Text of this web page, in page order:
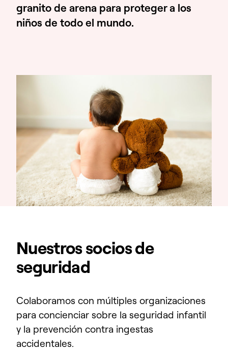
granito de arena para proteger a los
niños de todo el mundo.
Nuestros socios de
seguridad
Colaboramos con múltiples organizaciones
para concienciar sobre la seguridad infantil
y la prevención contra ingestas
accidentales.